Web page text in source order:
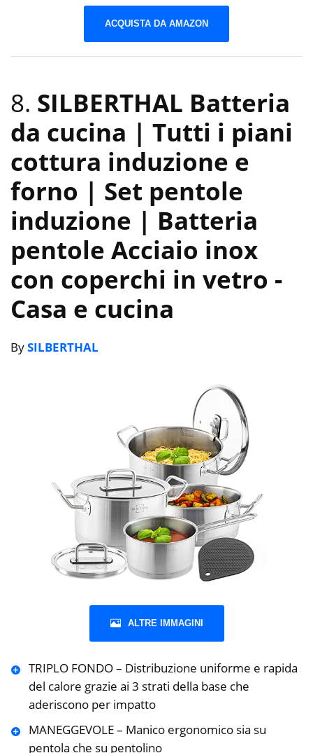
ACQUISTA DA AMAZON
8. SILBERTHAL Batteria
da cucina | Tutti i piani
cottura induzione e
forno | Set pentole
induzione | Batteria
pentole Acciaio inox
con coperchi in vetro -
Casa e cucina
BySILBERTHAL
ALTRE IMMAGINI
TRIPLO FONDO – Distribuzione uniforme e rapida
del calore grazie ai 3 strati della base che
aderiscono per impatto
MANEGGEVOLE – Manico ergonomico sia su
pentola che su pentolino